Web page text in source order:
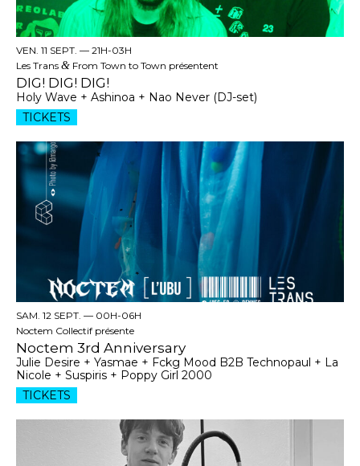
VEN. 11 SEPT. — 21H-03H
Les Trans & From Town to Town présentent
DIG! DIG! DIG!
Holy Wave + Ashinoa + Nao Never (DJ-set)
TICKETS
SAM. 12 SEPT. — 00H-06H
Noctem Collectif présente
Noctem 3rd Anniversary
Julie Desire + Yasmae + Fckg Mood B2B Technopaul + La
Nicole + Suspiris + Poppy Girl 2000
TICKETS